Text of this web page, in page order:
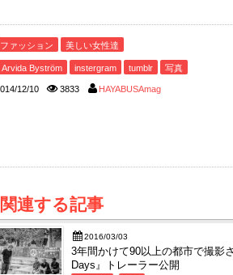
ファッション 美しい女性達
Arvida Byström instergram tumblr 写真
12/10 3833 HAYABUSAmag
関連する記事
2016/03/03
3年間かけて90以上の都市で撮影
Days』トレーラー公開